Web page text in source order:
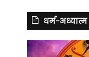
धर्म-अध्यात्म